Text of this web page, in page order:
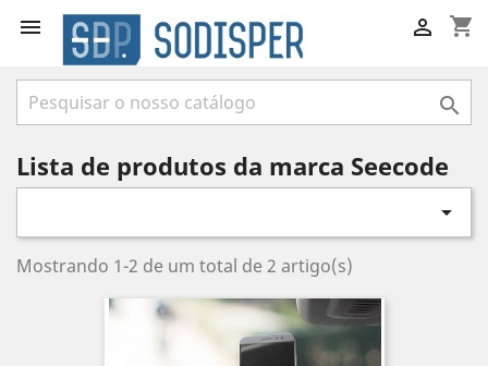
 shopping_cart


Lista de produtos da marca Seecode

Mostrando 1-2 de um total de 2 artigo(s)